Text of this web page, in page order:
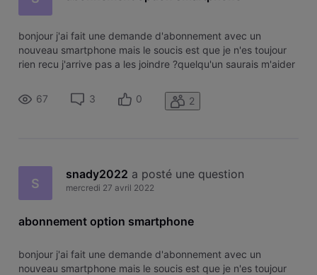
bonjour j'ai fait une demande d'abonnement avec un
nouveau smartphone mais le soucis est que je n'es toujour
rien recu j'arrive pas a les joindre ?quelqu'un saurais m'aider
67
3 0 2
S
snady2022 a posté une question
mercredi 27 avril 2022
abonnement option smartphone
bonjour j'ai fait une demande d'abonnement avec un
nouveau smartphone mais le soucis est que je n'es toujour